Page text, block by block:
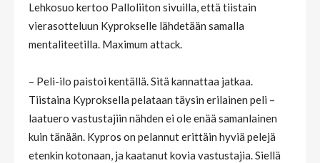
Lehkosuo kertoo Palloliiton sivuilla, että tiistain
vierasotteluun Kyprokselle lähdetään samalla
mentaliteetilla. Maximum attack.
– Peli-ilo paistoi kentällä. Sitä kannattaa jatkaa.
Tiistaina Kyproksella pelataan täysin erilainen peli –
laatuero vastustajiin nähden ei ole enää samanlainen
kuin tänään. Kypros on pelannut erittäin hyviä pelejä
etenkin kotonaan, ja kaatanut kovia vastustajia. Siellä